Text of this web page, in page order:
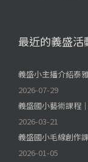
最近的義盛活
義盛小主播介紹泰
2026-07-29
義盛國小藝術課程
2026-03-21
義盛國小毛線創作
2026-01-05